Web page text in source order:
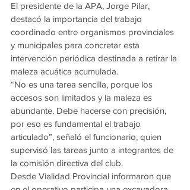
El presidente de la APA, Jorge Pilar,
destacó la importancia del trabajo
coordinado entre organismos provinciales
y municipales para concretar esta
intervención periódica destinada a retirar la
maleza acuática acumulada.
“No es una tarea sencilla, porque los
accesos son limitados y la maleza es
abundante. Debe hacerse con precisión,
por eso es fundamental el trabajo
articulado”, señaló el funcionario, quien
supervisó las tareas junto a integrantes de
la comisión directiva del club.
Desde Vialidad Provincial informaron que